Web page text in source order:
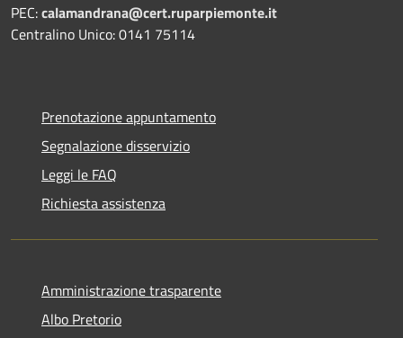
PEC:calamandrana@cert.ruparpiemonte.it
Centralino Unico: 0141 75114
Prenotazione appuntamento
Segnalazione disservizio
Leggi le FAQ
Richiesta assistenza
Amministrazione trasparente
Albo Pretorio